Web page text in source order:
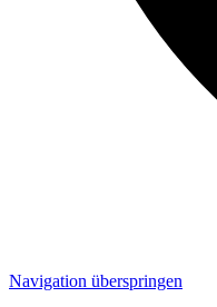
Navigation überspringen